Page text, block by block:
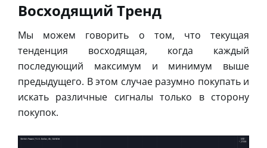
Восходящий Тренд
Мы можем говорить о том, что текущая
тенденция восходящая, когда каждый
последующий максимум и минимум выше
предыдущего. В этом случае разумно покупать и
искать различные сигналы только в сторону
покупок.